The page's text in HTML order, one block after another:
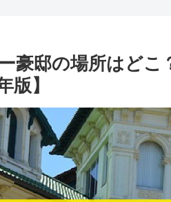
豪邸の場所はどこ
版】